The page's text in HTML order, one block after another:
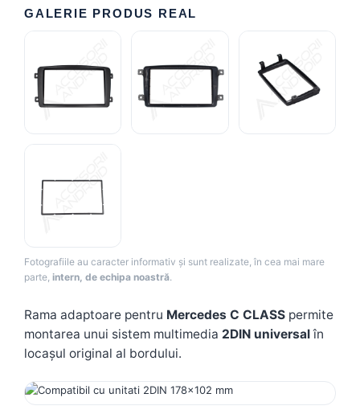
Camere Renault
Camere Citroen
Camere Peugeot
Camere înregistrare trafic
Accesorii multimedia
Conectică Auto
Conectică Audi
Conectică BMW
GALERIE PRODUS REAL
Fotografiile au caracter informativ și sunt realizate, în cea mai mare
parte, intern, de echipa noastră.
Rama adaptoare pentru Mercedes C CLASS permite
montarea unui sistem multimedia 2DIN universalîn
locașul original al bordului.